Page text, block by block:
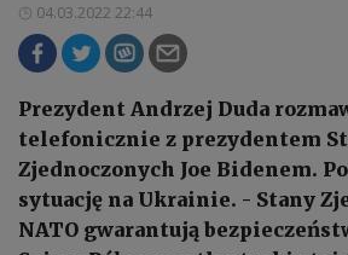
04.03.2022 22:44
Prezydent Andrzej Duda
telefonicznie z prezydentem
Zjednoczonych Joe Bidenem.
sytuację na Ukrainie. - Stany
NATO gwarantują